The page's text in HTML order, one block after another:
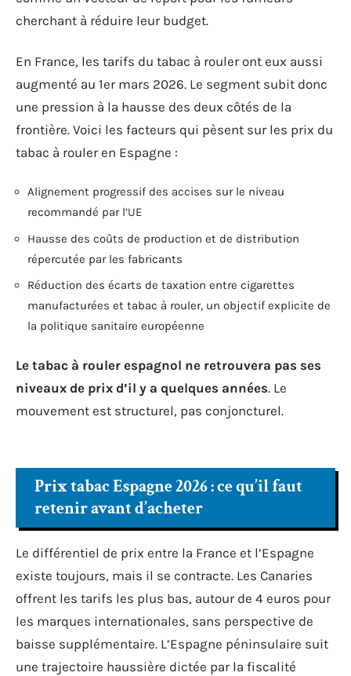
cherchant à réduire leur budget.
En France, les tarifs du tabac à rouler ont eux aussi
augmenté au 1er mars 2026. Le segment subit donc
une pression à la hausse des deux côtés de la
frontière. Voici les facteurs qui pèsent sur les prix du
tabac à rouler en Espagne :
Alignement progressif des accises sur le niveau
recommandé par l’UE
Hausse des coûts de production et de distribution
répercutée par les fabricants
Réduction des écarts de taxation entre cigarettes
manufacturées et tabac à rouler, un objectif explicite de
la politique sanitaire européenne
Le tabac à rouler espagnol ne retrouvera pas ses
niveaux de prix d’il y a quelques années. Le
mouvement est structurel, pas conjoncturel.
Prix tabac Espagne 2026 : ce qu’il faut
retenir avant d’acheter
Le différentiel de prix entre la France et l’Espagne
existe toujours, mais il se contracte. Les Canaries
offrent les tarifs les plus bas, autour de 4 euros pour
les marques internationales, sans perspective de
baisse supplémentaire. L’Espagne péninsulaire suit
une trajectoire haussière dictée par la fiscalité